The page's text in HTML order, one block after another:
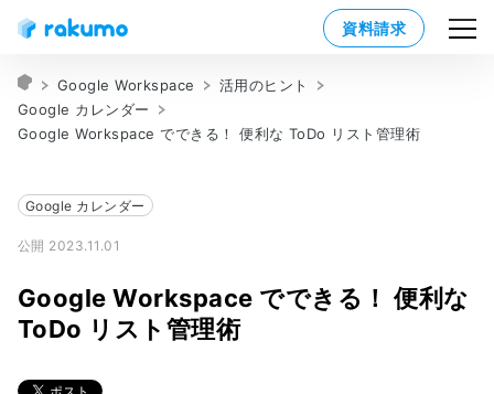
資料請求
Google Workspace
活用のヒント
Google カレンダー
Google Workspace でできる！ 便利な ToDo リスト管理術
Google カレンダー
公開 2023.11.01
Google Workspace でできる！ 便利な
ToDo リスト管理術